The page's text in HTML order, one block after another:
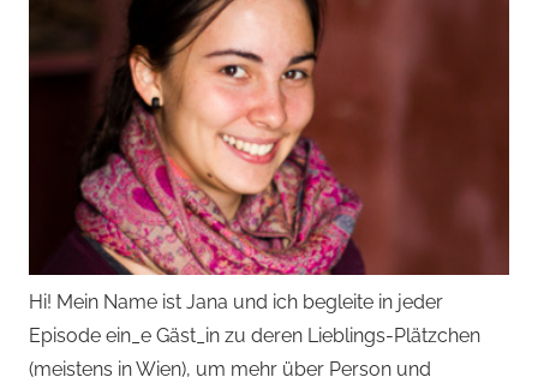
Hi! Mein Name ist Jana und ich begleite in jeder
Episode ein_e Gäst_in zu deren Lieblings-Plätzchen
(meistens in Wien), um mehr über Person und